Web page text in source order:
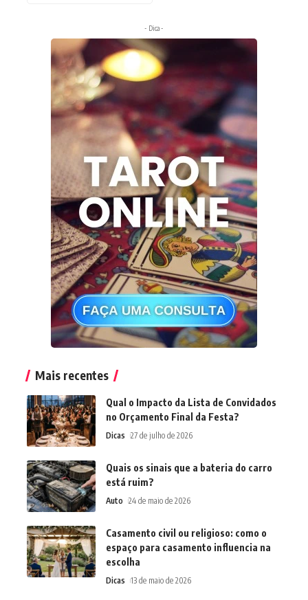
- Dica -
Mais recentes
Qual o Impacto da Lista de Convidados
no Orçamento Final da Festa?
Dicas 27 de julho de 2026
Quais os sinais que a bateria do carro
está ruim?
Auto 24 de maio de 2026
Casamento civil ou religioso: como o
espaço para casamento influencia na
escolha
Dicas 13 de maio de 2026